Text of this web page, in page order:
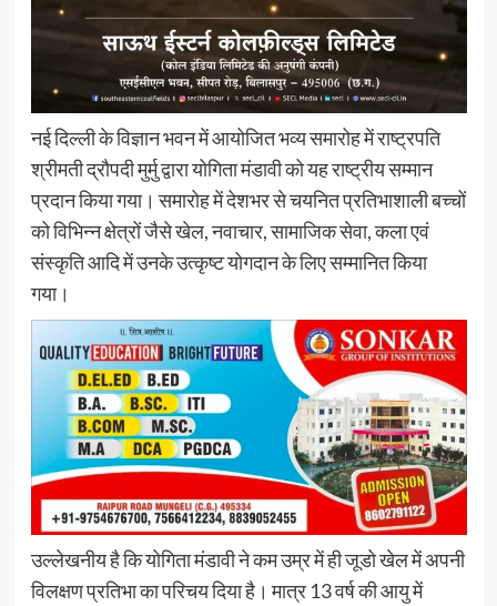
नई दिल्ली के विज्ञान भवन में आयोजित भव्य समारोह में राष्ट्रपति
श्रीमती द्रौपदी मुर्मु द्वारा योगिता मंडावी को यह राष्ट्रीय सम्मान
प्रदान किया गया। समारोह में देशभर से चयनित प्रतिभाशाली बच्चों
को विभिन्न क्षेत्रों जैसे खेल, नवाचार, सामाजिक सेवा, कला एवं
संस्कृति आदि में उनके उत्कृष्ट योगदान के लिए सम्मानित किया
गया।
उल्लेखनीय है कि योगिता मंडावी ने कम उम्र में ही जूडो खेल में अपनी
विलक्षण प्रतिभा का परिचय दिया है। मात्र 13 वर्ष की आयु में